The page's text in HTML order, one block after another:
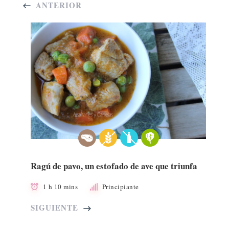
ANTERIOR
Ragú de pavo, un estofado de ave que triunfa
1 h 10 mins Principiante
SIGUIENTE